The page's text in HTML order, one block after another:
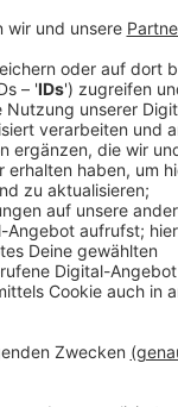
ist eine der
nun Campino und
Wüst
und ihr
hat unsere
es in der
Punkband